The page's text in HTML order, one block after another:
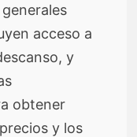
acceso a
y
obtener
y los